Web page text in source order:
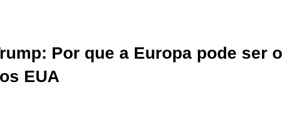
Por que a Europa pode ser o
EUA